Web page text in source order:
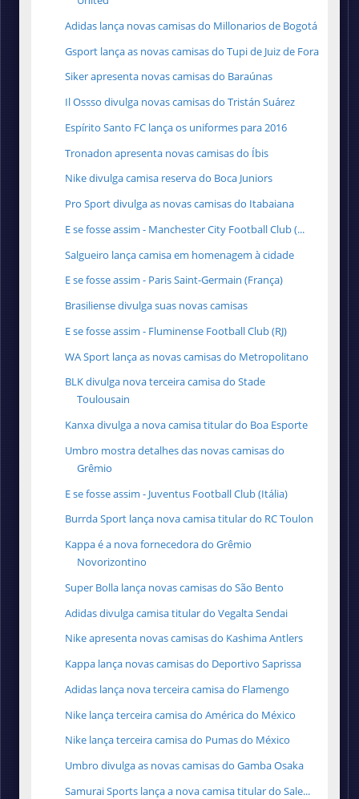
Adidas lança novas camisas do Millonarios de Bogotá
Gsport lança as novas camisas do Tupi de Juiz de Fora
Siker apresenta novas camisas do Baraúnas
Il Ossso divulga novas camisas do Tristán Suárez
Espírito Santo FC lança os uniformes para 2016
Tronadon apresenta novas camisas do Íbis
Nike divulga camisa reserva do Boca Juniors
Pro Sport divulga as novas camisas do Itabaiana
E se fosse assim - Manchester City Football Club (...
Salgueiro lança camisa em homenagem à cidade
E se fosse assim - Paris Saint-Germain (França)
Brasiliense divulga suas novas camisas
E se fosse assim - Fluminense Football Club (RJ)
WA Sport lança as novas camisas do Metropolitano
BLK divulga nova terceira camisa do Stade
Toulousain
Kanxa divulga a nova camisa titular do Boa Esporte
Umbro mostra detalhes das novas camisas do
Grêmio
E se fosse assim - Juventus Football Club (Itália)
Burrda Sport lança nova camisa titular do RC Toulon
Kappa é a nova fornecedora do Grêmio
Novorizontino
Super Bolla lança novas camisas do São Bento
Adidas divulga camisa titular do Vegalta Sendai
Nike apresenta novas camisas do Kashima Antlers
Kappa lança novas camisas do Deportivo Saprissa
Adidas lança nova terceira camisa do Flamengo
Nike lança terceira camisa do América do México
Nike lança terceira camisa do Pumas do México
Umbro divulga as novas camisas do Gamba Osaka
Samurai Sports lança a nova camisa titular do Sale...